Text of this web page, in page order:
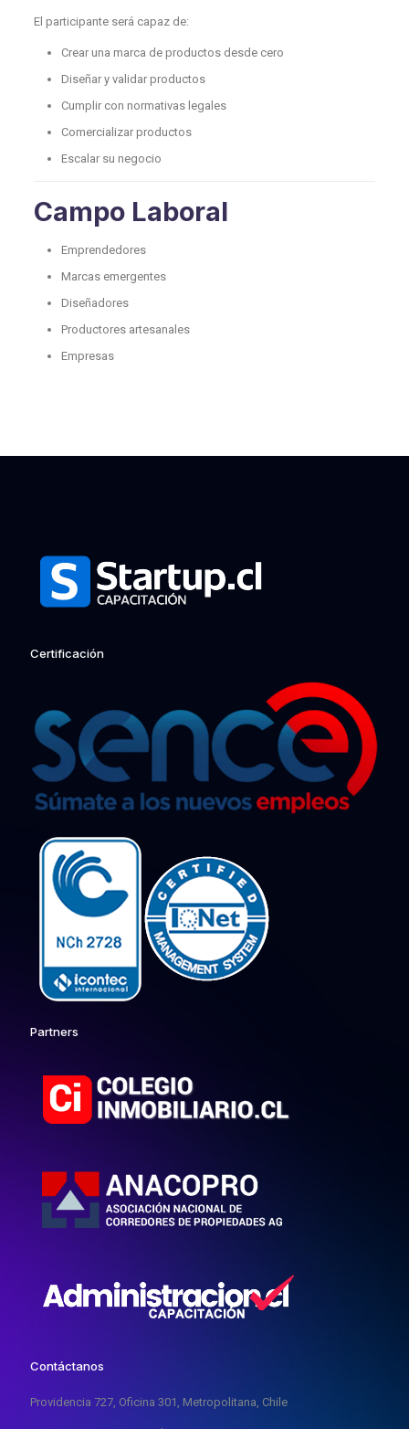
El participante será capaz de:
Crear una marca de productos desde cero
Diseñar y validar productos
Cumplir con normativas legales
Comercializar productos
Escalar su negocio
Campo Laboral
Emprendedores
Marcas emergentes
Diseñadores
Productores artesanales
Empresas
Certificación
Partners
Contáctanos
Providencia 727, Oficina 301, Metropolitana, Chile